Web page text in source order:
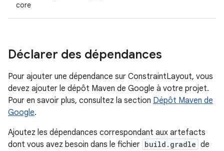
core
Déclarer des dépendances
Pour ajouter une dépendance sur ConstraintLayout, vous
devez ajouter le dépôt Maven de Google à votre projet.
Pour en savoir plus, consultez la section Dépôt Maven de
Google.
Ajoutez les dépendances correspondant aux artefacts
dont vous avez besoin dans le fichier build.gradle de